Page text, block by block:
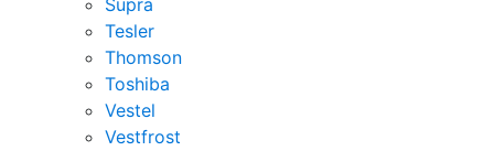
Supra
Tesler
Thomson
Toshiba
Vestel
Vestfrost